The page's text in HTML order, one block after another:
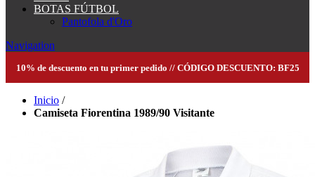
BOTAS FÚTBOL
Pantofola d'Oro
Navigation
10% de descuento en tu primer pedido // CÓDIGO DESCUENTO: BF25
Inicio /
Camiseta Fiorentina 1989/90 Visitante